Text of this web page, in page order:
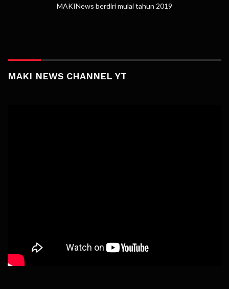
MAKINews berdiri mulai tahun 2019
MAKI NEWS CHANNEL YT